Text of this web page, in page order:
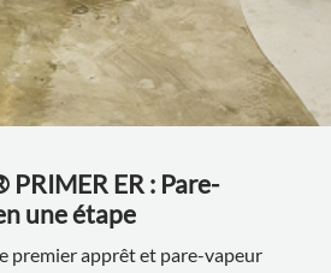
ER : Pare-
une étape
premier apprêt et pare-vapeur